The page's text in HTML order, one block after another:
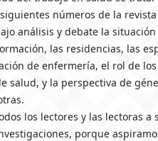
números de la
análisis y debate la situación
las residencias, las
de enfermería, el rol de
salud, y la perspectiva de
los lectores y las lectoras a
porque